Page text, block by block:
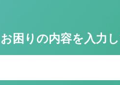
お困りの内容を入力